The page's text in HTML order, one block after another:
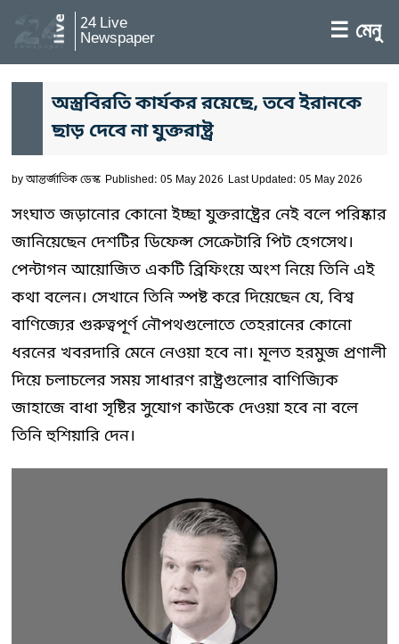
24 Live
Newspaper ☰ মেনু
অস্ত্রবিরতি কার্যকর রয়েছে, তবে ইরানকে
ছাড় দেবে না যুক্তরাষ্ট্র
byআন্তর্জাতিক ডেস্ক Published: 05 May 2026 Last Updated: 05 May 2026
সংঘাত জড়ানোর কোনো ইচ্ছা যুক্তরাষ্ট্রের নেই বলে পরিষ্কার
জানিয়েছেন দেশটির ডিফেন্স সেক্রেটারি পিট হেগসেথ।
পেন্টাগন আয়োজিত একটি ব্রিফিংয়ে অংশ নিয়ে তিনি এই
কথা বলেন। সেখানে তিনি স্পষ্ট করে দিয়েছেন যে, বিশ্ব
বাণিজ্যের গুরুত্বপূর্ণ নৌপথগুলোতে তেহরানের কোনো
ধরনের খবরদারি মেনে নেওয়া হবে না। মূলত হরমুজ প্রণালী
দিয়ে চলাচলের সময় সাধারণ রাষ্ট্রগুলোর বাণিজ্যিক
জাহাজে বাধা সৃষ্টির সুযোগ কাউকে দেওয়া হবে না বলে
তিনি হুশিয়ারি দেন।